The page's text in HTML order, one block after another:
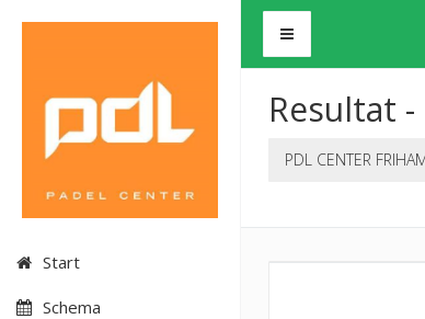
Start
Schema
Resultat
PDL CENTER